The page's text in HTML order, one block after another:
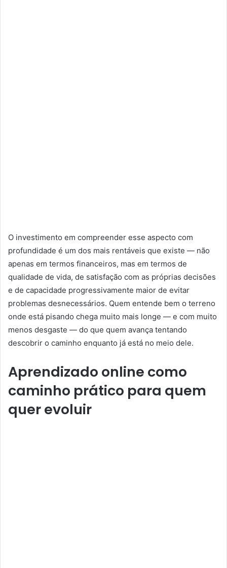
O investimento em compreender esse aspecto com
profundidade é um dos mais rentáveis que existe — não
apenas em termos financeiros, mas em termos de
qualidade de vida, de satisfação com as próprias decisões
e de capacidade progressivamente maior de evitar
problemas desnecessários. Quem entende bem o terreno
onde está pisando chega muito mais longe — e com muito
menos desgaste — do que quem avança tentando
descobrir o caminho enquanto já está no meio dele.
Aprendizado online como
caminho prático para quem
quer evoluir